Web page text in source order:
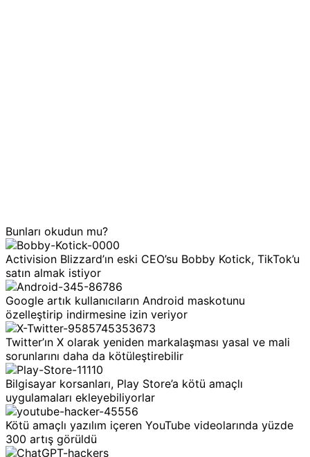
Bunları okudun mu?
Activision Blizzard’ın eski CEO’su Bobby Kotick, TikTok’u
satın almak istiyor
Google artık kullanıcıların Android maskotunu
özelleştirip indirmesine izin veriyor
Twitter’ın X olarak yeniden markalaşması yasal ve mali
sorunlarını daha da kötüleştirebilir
Bilgisayar korsanları, Play Store’a kötü amaçlı
uygulamaları ekleyebiliyorlar
Kötü amaçlı yazılım içeren YouTube videolarında yüzde
300 artış görüldü